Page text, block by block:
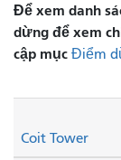
Để xem danh
dừng để xem
cập mục Điểm
Coit Tower